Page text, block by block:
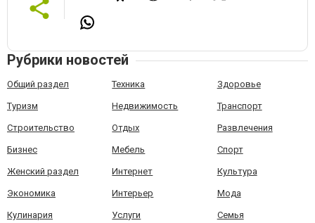
Рубрики новостей
Общий раздел Техника Здоровье
Туризм Недвижимость Транспорт
Строительство Отдых Развлечения
Бизнес Мебель Спорт
Женский раздел Интернет Культура
Экономика Интерьер Мода
Кулинария Услуги Семья